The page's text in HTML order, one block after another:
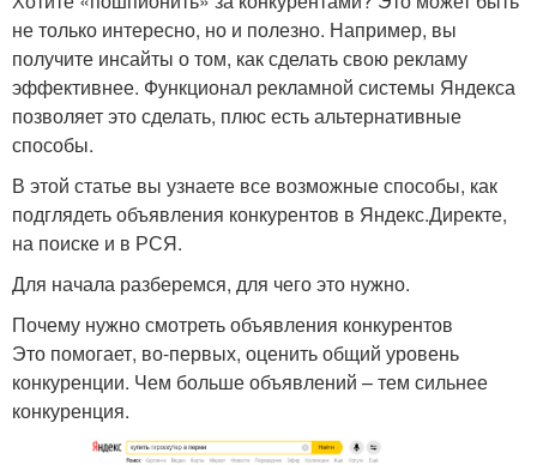
не только интересно, но и полезно. Например, вы
получите инсайты о том, как сделать свою рекламу
эффективнее. Функционал рекламной системы Яндекса
позволяет это сделать, плюс есть альтернативные
способы.
В этой статье вы узнаете все возможные способы, как
подглядеть объявления конкурентов в Яндекс.Директе,
на поиске и в РСЯ.
Для начала разберемся, для чего это нужно.
Почему нужно смотреть объявления конкурентов
Это помогает, во-первых, оценить общий уровень
конкуренции. Чем больше объявлений – тем сильнее
конкуренция.